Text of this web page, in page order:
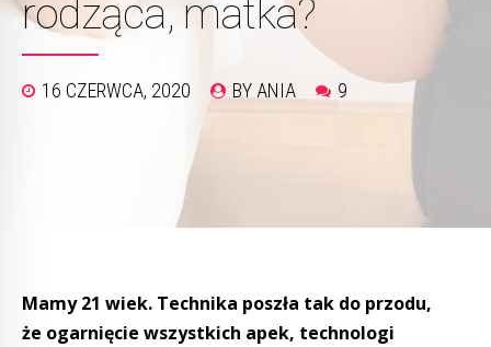
rodząca, matka?
16 CZERWCA, 2020 BY ANIA 9
Mamy 21 wiek. Technika poszła tak do przodu,
że ogarnięcie wszystkich apek, technologi